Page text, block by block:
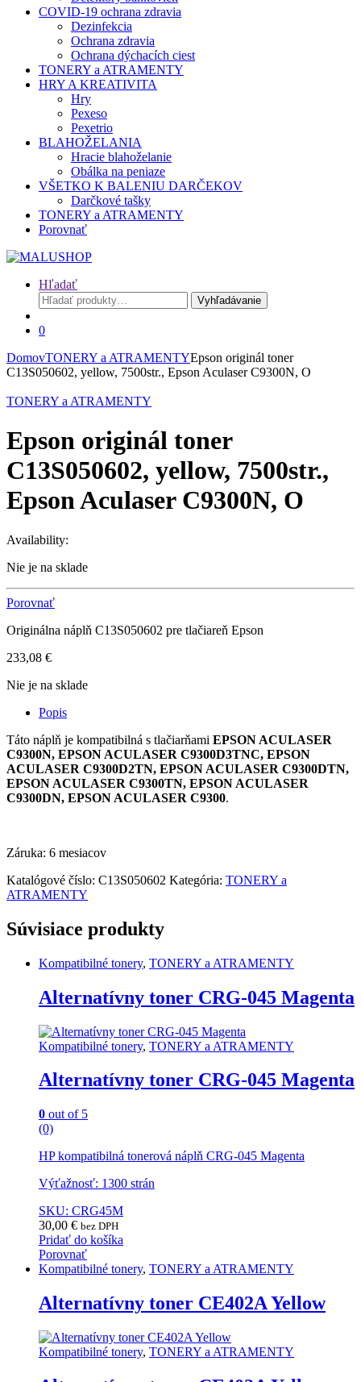
COVID-19 ochrana zdravia
Dezinfekcia
Ochrana zdravia
Ochrana dýchacích ciest
TONERY a ATRAMENTY
HRY A KREATIVITA
Hry
Pexeso
Pexetrio
BLAHOŽELANIA
Hracie blahoželanie
Obálka na peniaze
VŠETKO K BALENIU DARČEKOV
Darčkové tašky
TONERY a ATRAMENTY
Porovnať
Hľadať
Hľadať:
Vyhľadávanie
0
DomovTONERY a ATRAMENTYEpson originál toner
C13S050602, yellow, 7500str., Epson Aculaser C9300N, O
TONERY a ATRAMENTY
Epson originál toner
C13S050602, yellow, 7500str.,
Epson Aculaser C9300N, O
Availability:
Nie je na sklade
Porovnať
Originálna náplň C13S050602 pre tlačiareň Epson
233,08 €
Nie je na sklade
Popis
Táto náplň je kompatibilná s tlačiarňami EPSON ACULASER
C9300N, EPSON ACULASER C9300D3TNC, EPSON
ACULASER C9300D2TN, EPSON ACULASER C9300DTN,
EPSON ACULASER C9300TN, EPSON ACULASER
C9300DN, EPSON ACULASER C9300.
Záruka: 6 mesiacov
Katalógové číslo: C13S050602 Kategória: TONERY a
ATRAMENTY
Súvisiace produkty
Kompatibilné tonery, TONERY a ATRAMENTY
Alternatívny toner CRG-045 Magenta
Kompatibilné tonery, TONERY a ATRAMENTY
Alternatívny toner CRG-045 Magenta
0 out of 5
(0)
HP kompatibilná tonerová náplň CRG-045 Magenta
Výťažnosť: 1300 strán
SKU: CRG45M
30,00 € bez DPH
Pridať do košíka
Porovnať
Kompatibilné tonery, TONERY a ATRAMENTY
Alternatívny toner CE402A Yellow
Kompatibilné tonery, TONERY a ATRAMENTY